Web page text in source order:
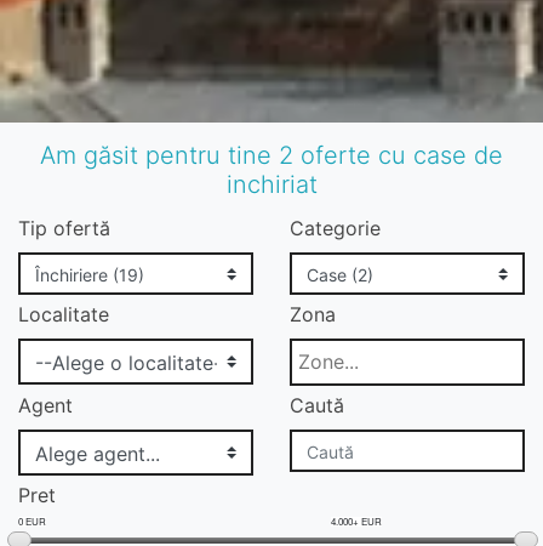
Am găsit pentru tine 2 oferte cu case de
inchiriat
Tip ofertă Categorie
Localitate Zona
Agent Caută
Pret
0 EUR 4.000+ EUR